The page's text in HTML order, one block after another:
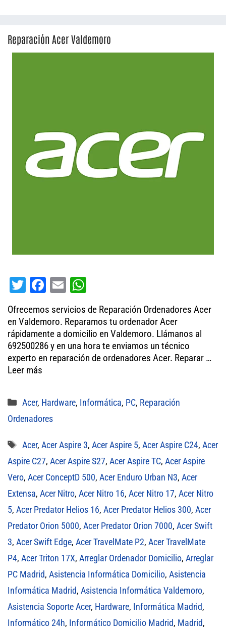
Reparación Acer Valdemoro
T
tt
er
Fa
bo
ok
E
m
ail
ha
ts
A
pp
Ofrecemos servicios de Reparación Ordenadores Acer
en Valdemoro. Reparamos tu ordenador Acer
rápidamente a domicilio en Valdemoro. Llámanos al
692500286 y en una hora te enviamos un técnico
experto en reparación de ordenadores Acer. Reparar …
Leer más
Categorías
Acer, Hardware, Informática, PC, Reparación
Ordenadores
Etiquetas
Acer, Acer Aspire 3, Acer Aspire 5, Acer Aspire C24, Acer
Aspire C27, Acer Aspire S27, Acer Aspire TC, Acer Aspire
Vero, Acer ConceptD 500, Acer Enduro Urban N3, Acer
Extensa, Acer Nitro, Acer Nitro 16, Acer Nitro 17, Acer Nitro
5, Acer Predator Helios 16, Acer Predator Helios 300, Acer
Predator Orion 5000, Acer Predator Orion 7000, Acer Swift
3, Acer Swift Edge, Acer TravelMate P2, Acer TravelMate
P4, Acer Triton 17X, Arreglar Ordenador Domicilio, Arreglar
PC Madrid, Asistencia Informática Domicilio, Asistencia
Informática Madrid, Asistencia Informática Valdemoro,
Asistencia Soporte Acer, Hardware, Informática Madrid,
Informático 24h, Informático Domicilio Madrid, Madrid,